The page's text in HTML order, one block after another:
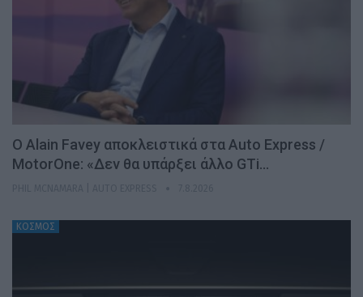
Ο Alain Favey αποκλειστικά στα Auto Express /
MotorOne: «Δεν θα υπάρξει άλλο GTi…
ΚΟΣΜΟΣ